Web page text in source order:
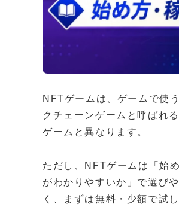
NFTゲームは、ゲームで使
クチェーンゲームと呼ばれ
ゲームと異なります。
ただし、NFTゲームは「始
がわかりやすいか」で選び
く、まずは無料・少額で試